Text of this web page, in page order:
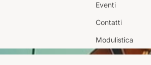
Eventi
Contatti
Modulistica